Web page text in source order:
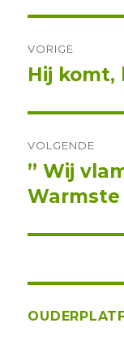
VORIGE
Vorig
Hij komt,
VOLGENDE
Volgend
bericht:
” Wij
Warmste